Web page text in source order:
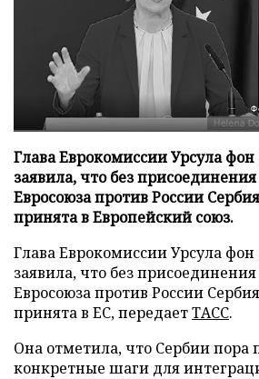
Глава Еврокомиссии Урсула
заявила, что без
Евросоюза против России
принята в Европейский союз.
Глава Еврокомиссии Урсула
заявила, что без
Евросоюза против России
принята в ЕС, передаетТАСС.
Она отметила, что Сербии пора
конкретные шаги для